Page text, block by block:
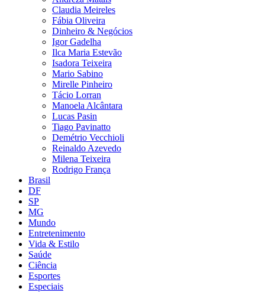
Claudia Meireles
Fábia Oliveira
Dinheiro & Negócios
Igor Gadelha
Ilca Maria Estevão
Isadora Teixeira
Mario Sabino
Mirelle Pinheiro
Tácio Lorran
Manoela Alcântara
Lucas Pasin
Tiago Pavinatto
Demétrio Vecchioli
Reinaldo Azevedo
Milena Teixeira
Rodrigo França
Brasil
DF
SP
MG
Mundo
Entretenimento
Vida & Estilo
Saúde
Ciência
Esportes
Especiais